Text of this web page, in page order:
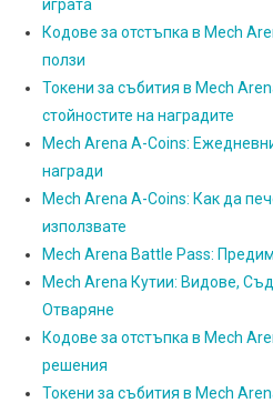
играта
Кодове за отстъпка в Mech
ползи
Токени за събития в Mech
стойностите на наградите
Mech Arena A-Coins:
награди
Mech Arena A-Coins: Как да
използвате
Mech Arena Battle Pass:
Mech Arena Кутии: Видове,
Отваряне
Кодове за отстъпка в Mech
решения
Токени за събития в Mech